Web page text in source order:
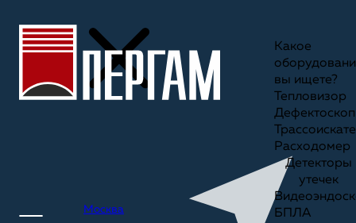
Москва
Какое
вы ищете?
Тепловизор
Дефектоскоп
Расходомер
Детекторы
утечек
БПЛА